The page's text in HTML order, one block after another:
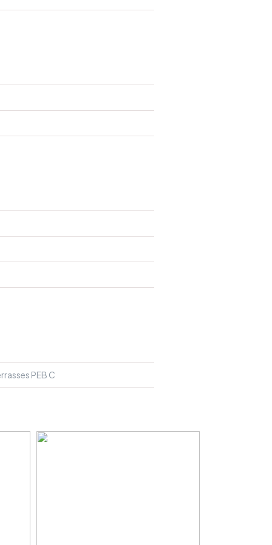
PEB C